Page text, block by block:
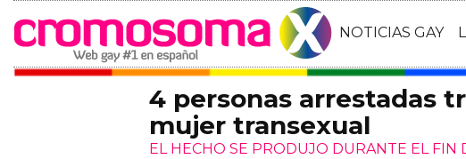
NOTICIAS GAY
4 personas arrestadas
mujer transexual
EL HECHO SE PRODUJO DURANTE EL FIN